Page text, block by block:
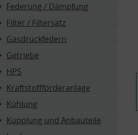
Federung / Dämpfung
Filter / Filtersatz
Gasdruckfedern
Getriebe
HPS
Kraftstoffförderanlage
Kühlung
Kupplung und Anbauteile